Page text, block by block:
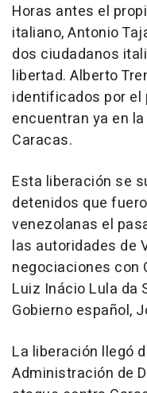
Horas antes el
italiano, Antonio
dos ciudadanos
libertad. Alberto
identificados por el
encuentran ya en
Caracas.
Esta liberación se
detenidos que
venezolanas el
las autoridades de
negociaciones con
Luiz Inácio Lula da
Gobierno español,
La liberación llegó
Administración de